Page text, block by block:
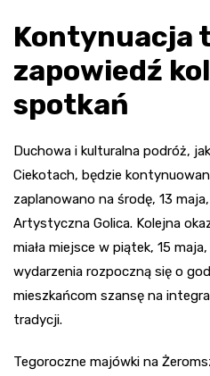
Kontynuacja
zapowiedź
spotkań
Duchowa i kulturalna podróż,
Ciekotach, będzie
zaplanowano na środę, 13
Artystyczna Golica. Kolejna
miała miejsce w piątek, 15
wydarzenia rozpoczną się o
mieszkańcom szansę na
tradycji.
Tegoroczne majówki na